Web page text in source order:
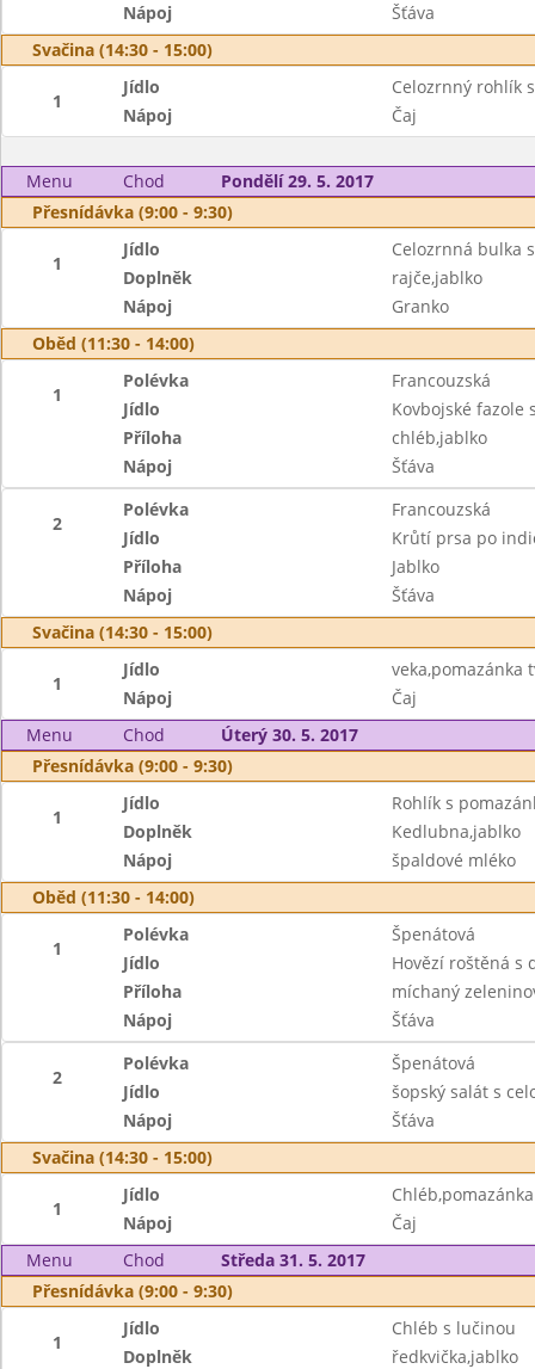
Nápoj
Šťáva
Svačina (14:30 - 15:00)
1
Jídlo
Celozrnný rohlík
Nápoj
Čaj
Menu Chod
Pondělí 29. 5. 2017
Přesnídávka (9:00 - 9:30)
1
Jídlo
Celozrnná bulka
Doplněk
rajče,jablko
Nápoj
Granko
Oběd (11:30 - 14:00)
1
Polévka
Francouzská
Jídlo
Kovbojské fazole
Příloha
chléb,jablko
Nápoj
Šťáva
2
Polévka
Francouzská
Jídlo
Krůtí prsa po
Příloha
Jablko
Nápoj
Šťáva
Svačina (14:30 - 15:00)
1
Jídlo
veka,pomazánka
Nápoj
Čaj
Menu
Chod
Úterý 30. 5. 2017
Přesnídávka (9:00 - 9:30)
1
Jídlo
Rohlík s
Doplněk
Kedlubna,jablko
Nápoj
špaldové mléko
Oběd (11:30 - 14:00)
1
Polévka
Špenátová
Jídlo
Hovězí roštěná s
Příloha
míchaný
Nápoj
Šťáva
2
Polévka
Špenátová
Jídlo
šopský salát s
Nápoj
Šťáva
Svačina (14:30 - 15:00)
1
Jídlo
Nápoj
Čaj
Menu
Chod
Středa 31. 5. 2017
Přesnídávka (9:00 - 9:30)
1
Jídlo
Chléb s lučinou
Doplněk
ředkvička,jablko